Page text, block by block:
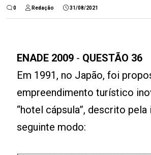
0 Redação 31/08/2021
ENADE 2009 - QUESTÃO 36
Em 1991, no Japão, foi
empreendimento turístico
“hotel cápsula”, descrito pela
seguinte modo: